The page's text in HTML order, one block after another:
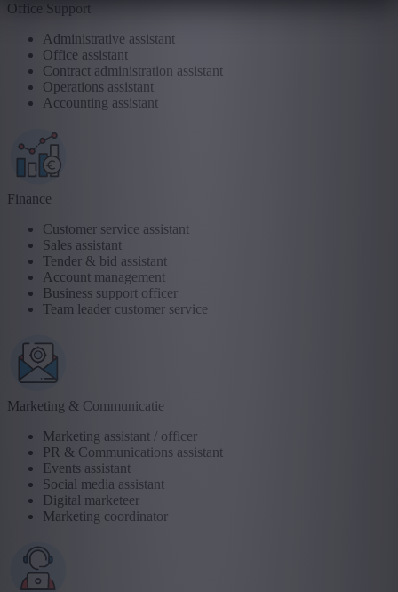
Office Support
Administrative assistant
Office assistant
Contract administration assistant
Operations assistant
Accounting assistant
Finance
Customer service assistant
Sales assistant
Tender & bid assistant
Account management
Business support officer
Team leader customer service
Marketing & Communicatie
Marketing assistant / officer
PR & Communications assistant
Events assistant
Social media assistant
Digital marketeer
Marketing coordinator